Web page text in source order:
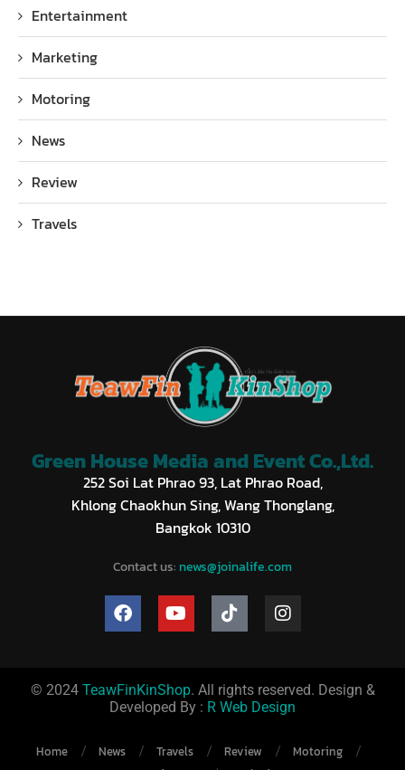
Entertainment
Marketing
Motoring
News
Review
Travels
Green House Media and Event Co.,Ltd.
252 Soi Lat Phrao 93, Lat Phrao Road,
Khlong Chaokhun Sing, Wang Thonglang,
Bangkok 10310
Contact us: news@joinalife.com
© 2024 TeawFinKinShop. All rights reserved. Design &
Developed By : R Web Design
Home News Travels Review
Motoring